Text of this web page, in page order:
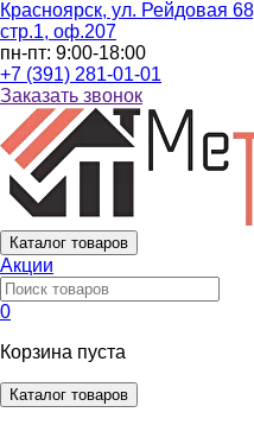
Красноярск, ул. Рейдовая
стр.1, оф.207
пн-пт: 9:00-18:00
+7 (391) 281-01-01
Заказать звонок
Каталог товаров
Акции
0
Корзина пуста
Каталог товаров